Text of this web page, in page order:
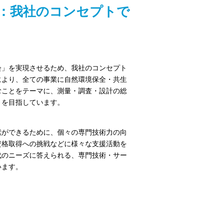
我社のコンセプトで
を実現させるため、我社のコンセプト
り、全ての事業に自然環境保全・共生
とをテーマに、測量・調査・設計の総
目指しています。
できるために、個々の専門技術力の向
取得への挑戦などに様々な支援活動を
ニーズに答えられる、専門技術・サー
す。